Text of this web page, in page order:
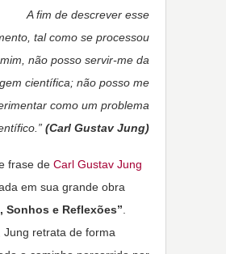
A fim de descrever esse
tal como se processou
não posso servir-me da
científica; não posso me
como um problema
(Carl Gustav Jung)
frase de Carl Gustav Jung
em sua grande obra
Sonhos e Reflexões”.
Jung retrata de forma